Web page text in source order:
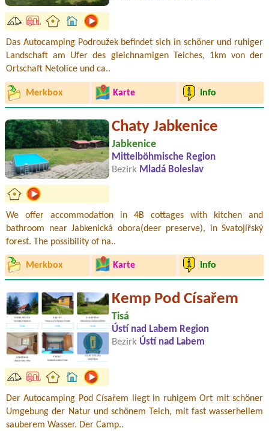
Das Autocamping Podroužek befindet sich in schöner und ruhiger
Landschaft am Ufer des gleichnamigen Teiches, 1km von der
Ortschaft Netolice und ca..
Merkbox Karte Info
Chaty Jabkenice
Jabkenice
Mittelböhmische Region
Bezirk Mladá Boleslav
We offer accommodation in 4B cottages with kitchen and
bathroom near Jabkenická obora(deer preserve), in Svatojířský
forest. The possibility of na..
Merkbox Karte Info
Kemp Pod Císařem
Tisá
Ústí nad Labem Region
Bezirk Ústí nad Labem
Der Autocamping Pod Císařem liegt in ruhigem Ort mit schöner
Umgebung der Natur und schönem Teich, mit fast wasserhellem
sauberem Wasser. Der Camp..